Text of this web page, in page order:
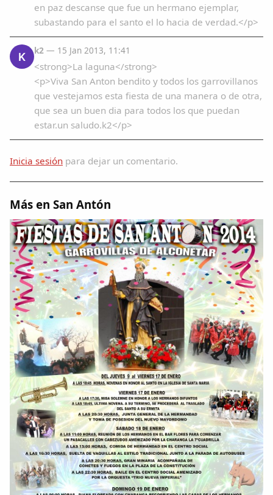
en paz descanse que fue un hermano ejemplar,
subastando para el santo el lo hacia de verdad.</p>
K k2 — 15 Jan 2013, 11:41
<strong>La laguna</strong>
<p>Viva San Anton bendito y todos los garrovillanos
que vestejamos esta fiesta de una manera o de otra,
que sea un buen dia para todos los que puedan
estar.un saludo.k2</p>
Inicia sesión para dejar un comentario.
Más en San Antón